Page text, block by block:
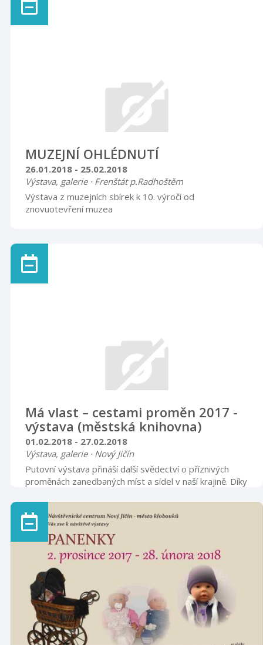
MUZEJNÍ OHLÉDNUTÍ
26.01.2018 - 25.02.2018
Výstava, galerie · Frenštát p.Radhoštěm
Výstava z muzejních sbírek k 10. výročí od
znovuotevření muzea
Má vlast – cestami proměn 2017 -
výstava (městská knihovna)
01.02.2018 - 27.02.2018
Výstava, galerie · Nový Jičín
Putovní výstava přináší další svědectví o příznivých
proměnách zanedbaných míst a sídel v naší krajině. Díky
náplní, veřejný prostor dostává novou tvář, sakrální
objekty nacházejí svůj ztracený smysl a příroda se
nadechuje k novému životu. Výstava je k vidění v
hodinách určených veřejnosti.